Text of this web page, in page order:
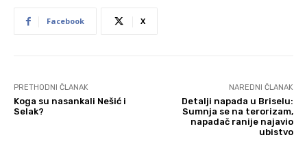
Facebook X
PRETHODNI ČLANAK
Koga su nasankali Nešić i
Selak?
NAREDNI ČLANAK
Detalji napada u Briselu:
Sumnja se na terorizam,
napadač ranije najavio
ubistvo